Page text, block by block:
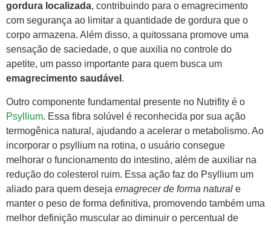
gordura localizada, contribuindo para o emagrecimento
com segurança ao limitar a quantidade de gordura que o
corpo armazena. Além disso, a quitossana promove uma
sensação de saciedade, o que auxilia no controle do
apetite, um passo importante para quem busca um
emagrecimento saudável .
Outro componente fundamental presente no Nutrifity é o
Psyllium. Essa fibra solúvel é reconhecida por sua ação
termogênica natural, ajudando a acelerar o metabolismo. Ao
incorporar o psyllium na rotina, o usuário consegue
melhorar o funcionamento do intestino, além de auxiliar na
redução do colesterol ruim. Essa ação faz do Psyllium um
aliado para quem deseja emagrecer de forma natural e
manter o peso de forma definitiva, promovendo também uma
melhor definição muscular ao diminuir o percentual de